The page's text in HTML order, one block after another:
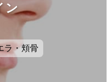
ン
ラ・頬骨